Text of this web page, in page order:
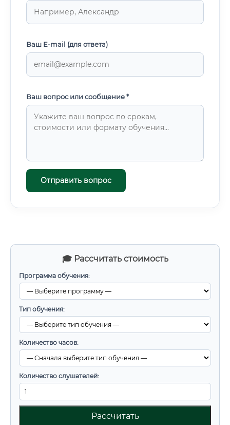
🎓 Рассчитать стоимость
Программа обучения:
Тип обучения:
Количество часов:
Количество слушателей:
Рассчитать
Ваш E-mail (для ответа)
Ваш вопрос или сообщение *
Отправить вопрос